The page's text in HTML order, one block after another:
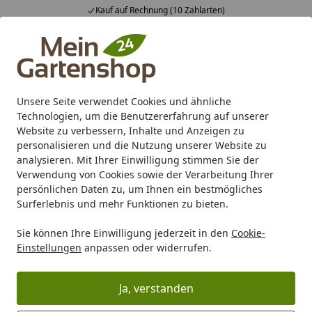
Unsere Seite verwendet Cookies und ähnliche
Technologien, um die Benutzererfahrung auf unserer
Website zu verbessern, Inhalte und Anzeigen zu
personalisieren und die Nutzung unserer Website zu
analysieren. Mit Ihrer Einwilligung stimmen Sie der
Verwendung von Cookies sowie der Verarbeitung Ihrer
persönlichen Daten zu, um Ihnen ein bestmögliches
Surferlebnis und mehr Funktionen zu bieten.
Sie können Ihre Einwilligung jederzeit in den Cookie-
Einstellungen anpassen oder widerrufen.
Ja, verstanden
Kauf auf Rechnung (10 Zahlarten)
Alle Produkte
Mein Konto
Suchen
Karibu Pools inkl. gratis Sandfilteranlage & Pool-
Starterset (Gesamtwert bis 468,99€)
Startseite
Marken Biohort Biohort Ersatzteile Biohort
Biohort Ersatzteile für HighBoard
Um das benötigte Ersatzteil schnellstmöglich zu finden,
gibt es zwei unkomplizierte Wege:
Rufen Sie die Produktdetailseite des betroffenen
Biohort HighBoard